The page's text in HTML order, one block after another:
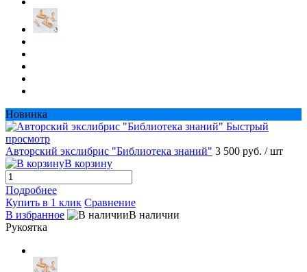
Новинка
Быстрый
просмотр
Авторский экслибрис "Библиотека знаний" 3 500 руб. / шт
В корзину
Подробнее
Купить в 1 клик Сравнение
В избранное
В наличии
Рукоятка